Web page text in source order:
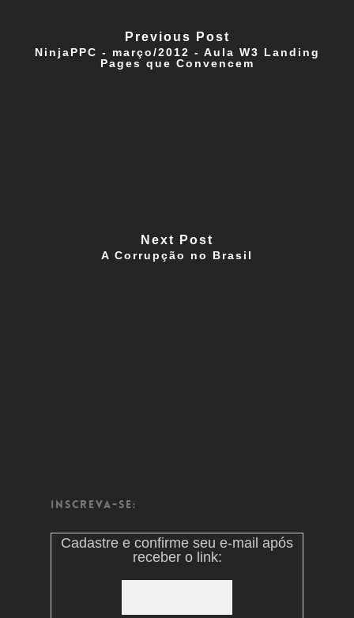
Previous Post
NinjaPPC - março/2012 - Aula W3 Landing
Pages que Convencem
Next Post
A Corrupção no Brasil
Inscreva-se:
Cadastre e confirme seu e-mail após
receber o link: